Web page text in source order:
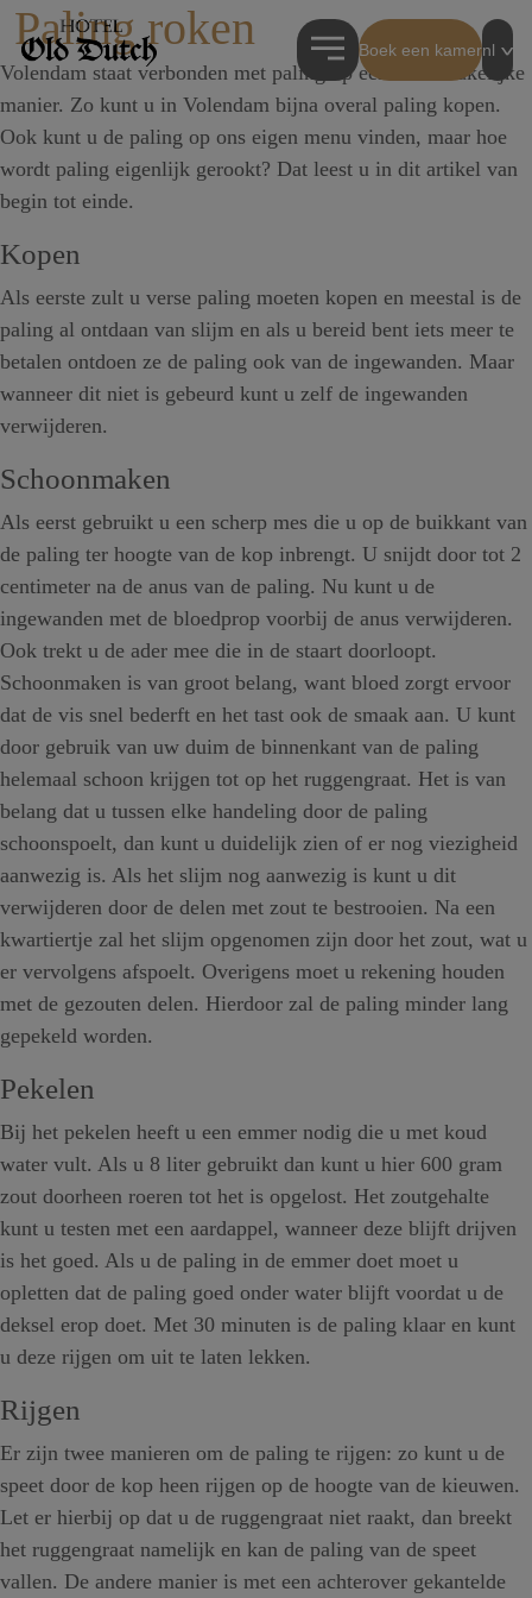
Boek een kamernl
Paling roken
Volendam staat verbonden met paling op een onlosmakelijke
manier. Zo kunt u in Volendam bijna overal paling kopen.
Ook kunt u de paling op ons eigen menu vinden, maar hoe
wordt paling eigenlijk gerookt? Dat leest u in dit artikel van
begin tot einde.
Kopen
Als eerste zult u verse paling moeten kopen en meestal is de
paling al ontdaan van slijm en als u bereid bent iets meer te
betalen ontdoen ze de paling ook van de ingewanden. Maar
wanneer dit niet is gebeurd kunt u zelf de ingewanden
verwijderen.
Schoonmaken
Als eerst gebruikt u een scherp mes die u op de buikkant van
de paling ter hoogte van de kop inbrengt. U snijdt door tot 2
centimeter na de anus van de paling. Nu kunt u de
ingewanden met de bloedprop voorbij de anus verwijderen.
Ook trekt u de ader mee die in de staart doorloopt.
Schoonmaken is van groot belang, want bloed zorgt ervoor
dat de vis snel bederft en het tast ook de smaak aan. U kunt
door gebruik van uw duim de binnenkant van de paling
helemaal schoon krijgen tot op het ruggengraat. Het is van
belang dat u tussen elke handeling door de paling
schoonspoelt, dan kunt u duidelijk zien of er nog viezigheid
aanwezig is. Als het slijm nog aanwezig is kunt u dit
verwijderen door de delen met zout te bestrooien. Na een
kwartiertje zal het slijm opgenomen zijn door het zout, wat u
er vervolgens afspoelt. Overigens moet u rekening houden
met de gezouten delen. Hierdoor zal de paling minder lang
gepekeld worden.
Pekelen
Bij het pekelen heeft u een emmer nodig die u met koud
water vult. Als u 8 liter gebruikt dan kunt u hier 600 gram
zout doorheen roeren tot het is opgelost. Het zoutgehalte
kunt u testen met een aardappel, wanneer deze blijft drijven
is het goed. Als u de paling in de emmer doet moet u
opletten dat de paling goed onder water blijft voordat u de
deksel erop doet. Met 30 minuten is de paling klaar en kunt
u deze rijgen om uit te laten lekken.
Rijgen
Er zijn twee manieren om de paling te rijgen: zo kunt u de
speet door de kop heen rijgen op de hoogte van de kieuwen.
Let er hierbij op dat u de ruggengraat niet raakt, dan breekt
het ruggengraat namelijk en kan de paling van de speet
vallen. De andere manier is met een achterover gekantelde